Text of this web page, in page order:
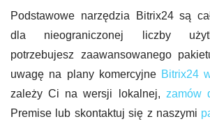
Podstawowe narzędzia Bitrix24 są
dla nieograniczonej liczby
potrzebujesz zaawansowanego
uwagę na plany komercyjne Bitrix24
zależy Ci na wersji lokalnej, zamów
Premise lub skontaktuj się z naszymi